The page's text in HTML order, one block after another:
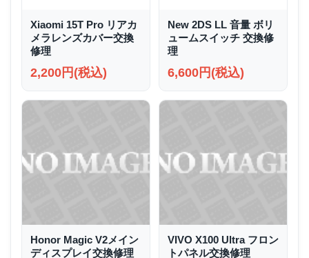
Xiaomi 15T Pro リアカ
メラレンズカバー交換
修理
2,200円(税込)
New 2DS LL 音量 ボリ
ュームスイッチ 交換修
理
6,600円(税込)
Honor Magic V2メイン
ディスプレイ交換修理
VIVO X100 Ultra フロン
トパネル交換修理